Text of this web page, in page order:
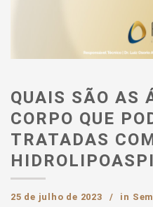
QUAIS SÃO AS
CORPO QUE
TRATADAS
25 de julho de 2023 in